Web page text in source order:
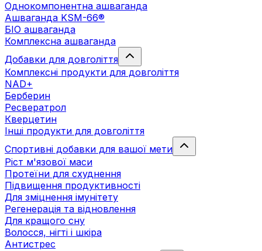
Однокомпонентна ашваганда
Ашваганда KSM-66®
БІО ашваганда
Комплексна ашваганда
Добавки для довголіття
Комплексні продукти для довголіття
NAD+
Берберин
Ресвератрол
Кверцетин
Інші продукти для довголіття
Спортивні добавки для вашої мети
Ріст м'язової маси
Протеїни для схуднення
Підвищення продуктивності
Для зміцнення імунітету
Регенерація та відновлення
Для кращого сну
Волосся, нігті і шкіра
Антистрес